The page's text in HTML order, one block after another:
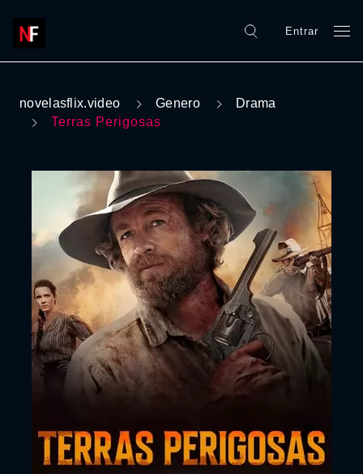
Entrar
novelasflix.video Genero
Drama
Terras Perigosas